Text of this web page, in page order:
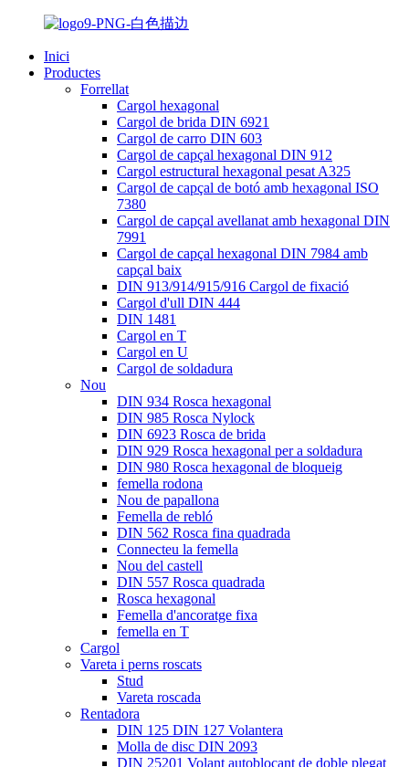
Inici
Productes
Forrellat
Cargol hexagonal
Cargol de brida DIN 6921
Cargol de carro DIN 603
Cargol de capçal hexagonal DIN 912
Cargol estructural hexagonal pesat A325
Cargol de capçal de botó amb hexagonal ISO
7380
Cargol de capçal avellanat amb hexagonal DIN
7991
Cargol de capçal hexagonal DIN 7984 amb
capçal baix
DIN 913/914/915/916 Cargol de fixació
Cargol d'ull DIN 444
DIN 1481
Cargol en T
Cargol en U
Cargol de soldadura
Nou
DIN 934 Rosca hexagonal
DIN 985 Rosca Nylock
DIN 6923 Rosca de brida
DIN 929 Rosca hexagonal per a soldadura
DIN 980 Rosca hexagonal de bloqueig
femella rodona
Nou de papallona
Femella de rebló
DIN 562 Rosca fina quadrada
Connecteu la femella
Nou del castell
DIN 557 Rosca quadrada
Rosca hexagonal
Femella d'ancoratge fixa
femella en T
Cargol
Vareta i perns roscats
Stud
Vareta roscada
Rentadora
DIN 125 DIN 127 Volantera
Molla de disc DIN 2093
DIN 25201 Volant autoblocant de doble plegat